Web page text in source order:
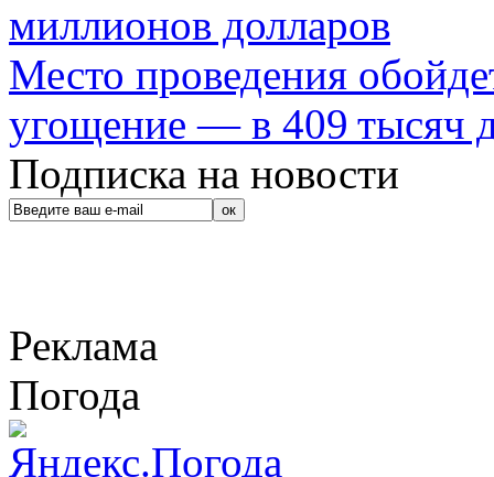
миллионов долларов
Место проведения
угощение — в 409 тысяч
Подписка на новости
Реклама
Погода